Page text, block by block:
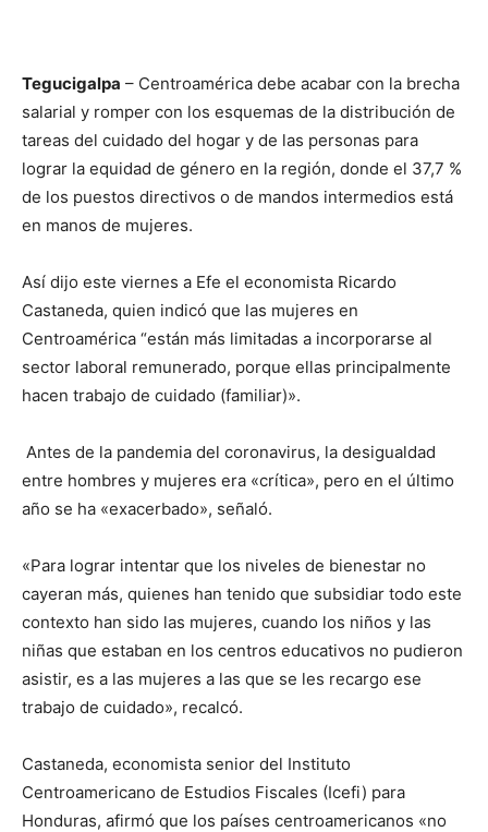
Tegucigalpa – Centroamérica debe acabar con la brecha
salarial y romper con los esquemas de la distribución de
tareas del cuidado del hogar y de las personas para
lograr la equidad de género en la región, donde el 37,7 %
de los puestos directivos o de mandos intermedios está
en manos de mujeres.
Así dijo este viernes a Efe el economista Ricardo
Castaneda, quien indicó que las mujeres en
Centroamérica “están más limitadas a incorporarse al
sector laboral remunerado, porque ellas principalmente
hacen trabajo de cuidado (familiar)».
Antes de la pandemia del coronavirus, la desigualdad
entre hombres y mujeres era «crítica», pero en el último
año se ha «exacerbado», señaló.
«Para lograr intentar que los niveles de bienestar no
cayeran más, quienes han tenido que subsidiar todo este
contexto han sido las mujeres, cuando los niños y las
niñas que estaban en los centros educativos no pudieron
asistir, es a las mujeres a las que se les recargo ese
trabajo de cuidado», recalcó.
Castaneda, economista senior del Instituto
Centroamericano de Estudios Fiscales (Icefi) para
Honduras, afirmó que los países centroamericanos «no